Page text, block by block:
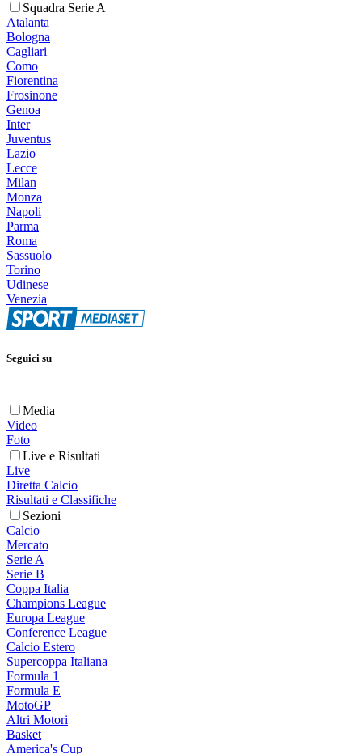
Squadra Serie A
Atalanta
Bologna
Cagliari
Como
Fiorentina
Frosinone
Genoa
Inter
Juventus
Lazio
Lecce
Milan
Monza
Napoli
Parma
Roma
Sassuolo
Torino
Udinese
Venezia
Seguici su
Media
Video
Foto
Live e Risultati
Live
Diretta Calcio
Risultati e Classifiche
Sezioni
Calcio
Mercato
Serie A
Serie B
Coppa Italia
Champions League
Europa League
Conference League
Calcio Estero
Supercoppa Italiana
Formula 1
Formula E
MotoGP
Altri Motori
Basket
America's Cup